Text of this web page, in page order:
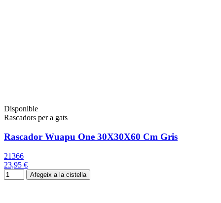
Disponible
Rascadors per a gats
Rascador Wuapu One 30X30X60 Cm Gris
21366
23,95 €
Afegeix a la cistella